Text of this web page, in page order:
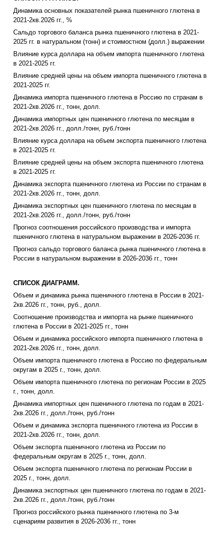
Динамика основных показателей рынка пшеничного глютена в
2021-2кв.2026 гг., %
Сальдо торгового баланса рынка пшеничного глютена в 2021-
2025 гг. в натуральном (тонн) и стоимостном (долл.) выражении
Влияние курса доллара на объем импорта пшеничного глютена
в 2021-2025 гг.
Влияние средней цены на объем импорта пшеничного глютена в
2021-2025 гг.
Динамика импорта пшеничного глютена в Россию по странам в
2021-2кв.2026 гг., тонн, долл.
Динамика импортных цен пшеничного глютена по месяцам в
2021-2кв.2026 гг., долл./тонн, руб./тонн
Влияние курса доллара на объем экспорта пшеничного глютена
в 2021-2025 гг.
Влияние средней цены на объем экспорта пшеничного глютена
в 2021-2025 гг.
Динамика экспорта пшеничного глютена из России по странам в
2021-2кв.2026 гг., тонн, долл.
Динамика экспортных цен пшеничного глютена по месяцам в
2021-2кв.2026 гг., долл./тонн, руб./тонн
Прогноз соотношения российского производства и импорта
пшеничного глютена в натуральном выражении в 2026-2036 гг.
Прогноз сальдо торгового баланса рынка пшеничного глютена в
России в натуральном выражении в 2026-2036 гг., тонн
СПИСОК ДИАГРАММ.
Объем и динамика рынка пшеничного глютена в России в 2021-
2кв.2026 гг., тонн, руб., долл.
Соотношение производства и импорта на рынке пшеничного
глютена в России в 2021-2025 гг., тонн
Объем и динамика российского импорта пшеничного глютена в
2021-2кв.2026 гг., тонн, долл.
Объем импорта пшеничного глютена в Россию по федеральным
округам в 2025 г., тонн, долл.
Объем импорта пшеничного глютена по регионам России в 2025
г., тонн, долл.
Динамика импортных цен пшеничного глютена по годам в 2021-
2кв.2026 гг., долл./тонн, руб./тонн
Объем и динамика экспорта пшеничного глютена из России в
2021-2кв.2026 гг., тонн, долл.
Объем экспорта пшеничного глютена из России по
федеральным округам в 2025 г., тонн, долл.
Объем экспорта пшеничного глютена по регионам России в
2025 г., тонн, долл.
Динамика экспортных цен пшеничного глютена по годам в 2021-
2кв.2026 гг., долл./тонн, руб./тонн
Прогноз российского рынка пшеничного глютена по 3-м
сценариям развития в 2026-2036 гг., тонн